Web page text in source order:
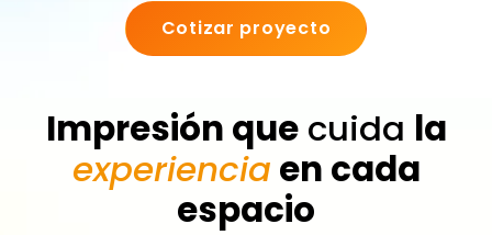
Cotizar proyecto
Impresión quecuida la
experiencia en cada
espacio